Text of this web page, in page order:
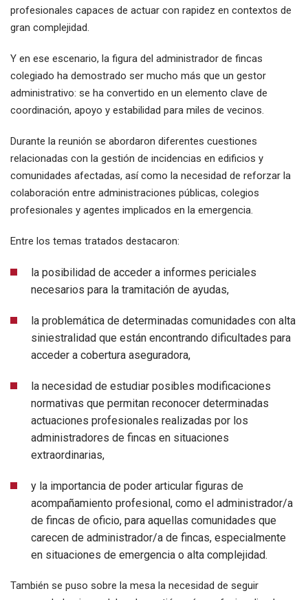
profesionales capaces de actuar con rapidez en contextos de
gran complejidad.
Y en ese escenario, la figura del administrador de fincas
colegiado ha demostrado ser mucho más que un gestor
administrativo: se ha convertido en un elemento clave de
coordinación, apoyo y estabilidad para miles de vecinos.
Durante la reunión se abordaron diferentes cuestiones
relacionadas con la gestión de incidencias en edificios y
comunidades afectadas, así como la necesidad de reforzar la
colaboración entre administraciones públicas, colegios
profesionales y agentes implicados en la emergencia.
Entre los temas tratados destacaron:
la posibilidad de acceder a informes periciales
necesarios para la tramitación de ayudas,
la problemática de determinadas comunidades con alta
siniestralidad que están encontrando dificultades para
acceder a cobertura aseguradora,
la necesidad de estudiar posibles modificaciones
normativas que permitan reconocer determinadas
actuaciones profesionales realizadas por los
administradores de fincas en situaciones
extraordinarias,
y la importancia de poder articular figuras de
acompañamiento profesional, como el administrador/a
de fincas de oficio, para aquellas comunidades que
carecen de administrador/a de fincas, especialmente
en situaciones de emergencia o alta complejidad.
También se puso sobre la mesa la necesidad de seguir